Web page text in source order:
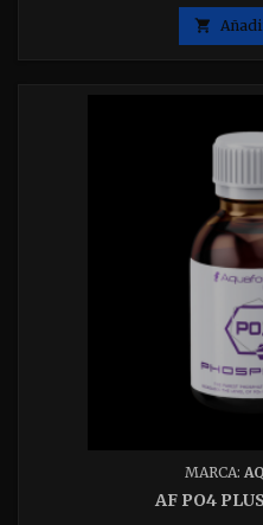

MARCA:
AF PO4